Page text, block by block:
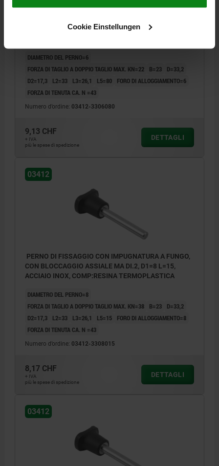
Cookie Einstellungen
CON BLOCCAGGIO ASSIALE MA DI.2, D1=6 L=80,
DIAMETRO DEL PERNO=6
FORZA DI TAGLIO A DOPPIO TAGLIO MAX. KN=22
B=23
D=33,2
D2=17,3
L2=33 L3=26,1 L5=80
FORO DI ALLOGGIAMENTO=6
FORZA DI TENUTA CA. N =43
Numero d’ordine: 03412-3306080
9,13 CHF
+ IVA
più le spese di spedizione
DETTAGLI
03412
PERNO DI FISSAGGIO CON IMPUGNATURA A FUNGO,
CON BLOCCAGGIO ASSIALE MA DI.2, D1=8 L=15,
ACCIAIO INOX, COMP:RESINA TERMOPLASTICA
DIAMETRO DEL PERNO=8
FORZA DI TAGLIO A DOPPIO TAGLIO MAX. KN=38
B=23
D=33,2
D2=17,3
L2=33 L3=26,1 L5=15
FORO DI ALLOGGIAMENTO=8
FORZA DI TENUTA CA. N =43
Numero d’ordine: 03412-3308015
8,17 CHF
+ IVA
più le spese di spedizione
DETTAGLI
03412